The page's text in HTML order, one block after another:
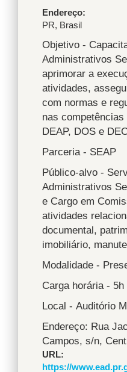
Endereço
PR, Brasil
Objetivo -
Administrativos
aprimorar a
atividades,
com normas e
nas
DEAP, DOS e
Parceria - SEAP
Público-alvo -
Administrativos
e Cargo em
atividades
documental,
imobiliário,
Modalidade -
Carga horária - 5h
Local - Auditório
Endereço: Rua
Campos, s/n,
URL
https://